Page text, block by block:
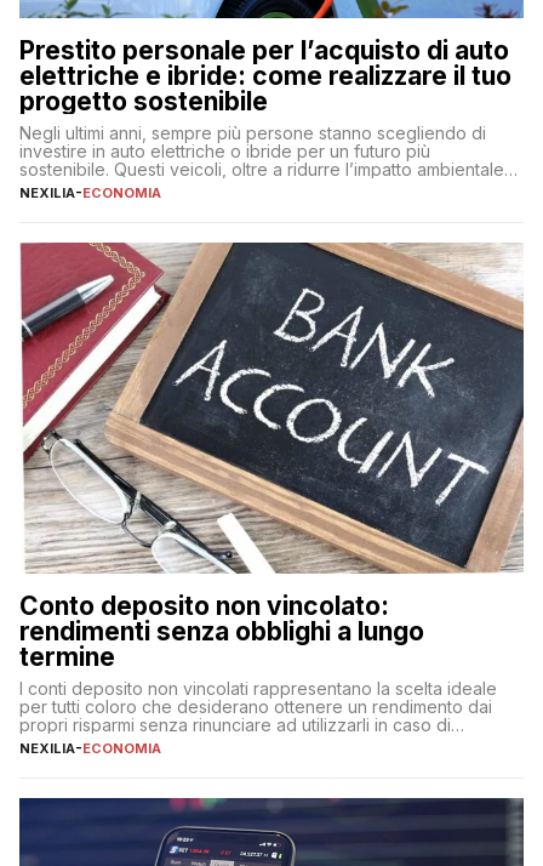
Prestito personale per l’acquisto di auto
elettriche e ibride: come realizzare il tuo
progetto sostenibile
Negli ultimi anni, sempre più persone stanno scegliendo di
investire in auto elettriche o ibride per un futuro più
sostenibile. Questi veicoli, oltre a ridurre l’impatto ambientale,
offrono vantaggi economici a lungo termine, come minori costi
fare se non […]
NEXILIA-ECONOMIA
Conto deposito non vincolato:
rendimenti senza obblighi a lungo
termine
I conti deposito non vincolati rappresentano la scelta ideale
per tutti coloro che desiderano ottenere un rendimento dai
propri risparmi senza rinunciare ad utilizzarli in caso di
necessità. A differenza delle forme vincolate tradizionali,
flessibilità e rendimento. Come funzionano […]
NEXILIA-ECONOMIA